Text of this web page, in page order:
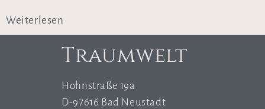
Weiterlesen
Traumwelt
Hohnstraße 19a
D-97616 Bad Neustadt